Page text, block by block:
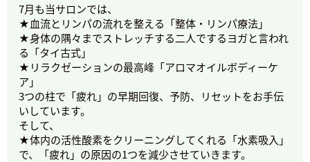
7月も当サロンでは、
★血流とリンパの流れを整える「整体・リンパ療法」
★身体の隅々までストレッチする二人でするヨガと言われ
る「タイ古式」
★リラクゼーションの最高峰「アロマオイルボディーケ
ア」
3つの柱で「疲れ」の早期回復、予防、リセットをお手伝
いしています。
そして、
★体内の活性酸素をクリーニングしてくれる「水素吸入」
で、「疲れ」の原因の1つを減少させていきます。